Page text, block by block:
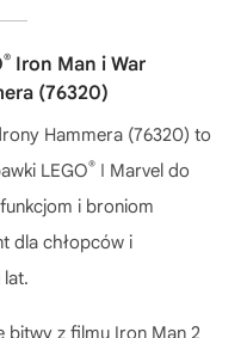
® Iron Man i War
(76320)
Hammera (76320) to
LEGO® ǀ Marvel do
i broniom
dla chłopców i
lat.
bitwy z filmu Iron Man 2